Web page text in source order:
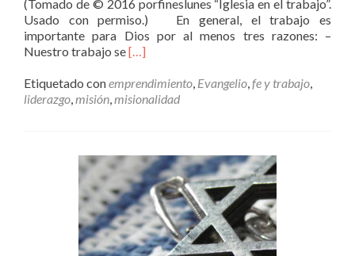
(Tomado de © 2016 porfineslunes “Iglesia en el trabajo”.
Usado con permiso.) En general, el trabajo es
importante para Dios por al menos tres razones: –
Nuestro trabajo seLeer
QUÉ
EL
[…]
Etiquetado conemprendimiento, Evangelio,fe y trabajo,
liderazgo,misión,misionalidad